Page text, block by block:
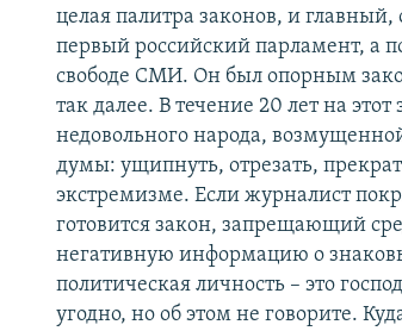
целая палитра законов, и
первый российский парламент, а
свободе СМИ. Он был опорным
так далее. В течение 20 лет на
недовольного народа,
думы: ущипнуть, отрезать,
экстремизме. Если журналист
готовится закон, запрещающий
негативную информацию о
политическая личность – это
угодно, но об этом не говорите.